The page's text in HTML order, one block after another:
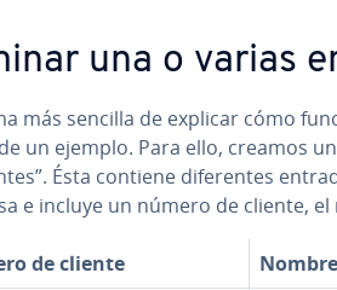
una o varias
más sencilla de explicar cómo
un ejemplo. Para ello, creamos
Ésta contiene di­fe­re­n­tes
e incluye un número de cliente,
de cliente Nombre